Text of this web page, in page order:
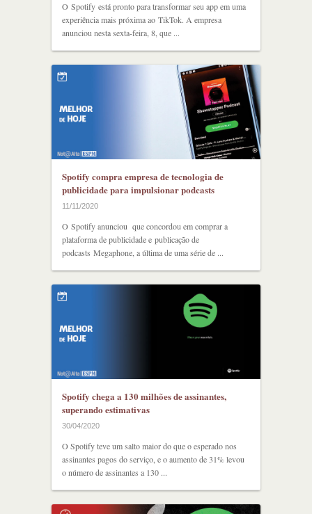
O Spotify está pronto para transformar seu app em uma
experiência mais próxima ao TikTok. A empresa
anunciou nesta sexta-feira, 8, que ...
Spotify compra empresa de tecnologia de
publicidade para impulsionar podcasts
11/11/2020
O Spotify anunciou que concordou em comprar a
plataforma de publicidade e publicação de
podcasts Megaphone, a última de uma série de ...
Spotify chega a 130 milhões de assinantes,
superando estimativas
30/04/2020
O Spotify teve um salto maior do que o esperado nos
assinantes pagos do serviço, e o aumento de 31% levou
o número de assinantes a 130 ...